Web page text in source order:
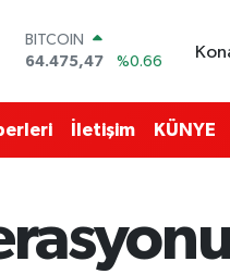
BITCOIN
64.475,47
%0.66
47,5971
%0.05
EURO
6518.23
%0.39
BİST100
İletişim KÜNYE